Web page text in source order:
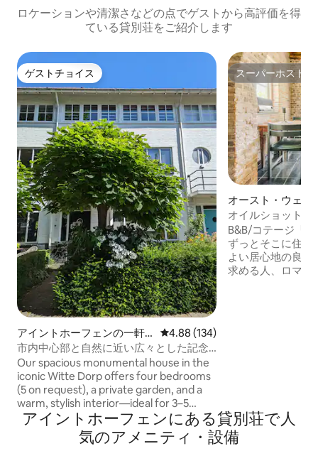
ロケーションや清潔さなどの点でゲストから高評価を得
ている貸別荘をご紹介します
ゲストチョイス
ゲストチョイス
アイントホーフェンの一軒
家
レビュー134件、5つ星中4.88つ
4.88 (134)
市内中心部と自然に近い広々とした記念
碑的な家
Our spacious monumental house in the
iconic Witte Dorp offers four bedrooms
(5 on request), a private garden, and a
warm, stylish interior—ideal for 3–5
adults or families. Located in a quiet,
green neighbourhood, it’s a 15-minute
walk to the city center. Enjoy a bright
スーパーホスト
スーパーホスト
オースト・ウェス
ン・ミッデルベー
軒家
オイルショット郊
ホーム
B&B/コテージ「
ずっとそこに住ん
よい居心地の良さ
求める人、ロマン
空港まで15分。
アイントホーフェンにある貸別荘で人
気のアメニティ・設備